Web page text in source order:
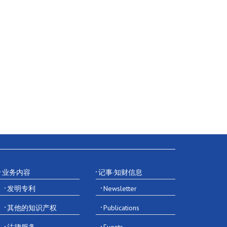
业务内容
发明专利
其他的知识产权
记事·知财信息
Newsletter
Publications